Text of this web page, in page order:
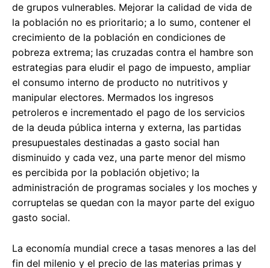
de grupos vulnerables. Mejorar la calidad de vida de
la población no es prioritario; a lo sumo, contener el
crecimiento de la población en condiciones de
pobreza extrema; las cruzadas contra el hambre son
estrategias para eludir el pago de impuesto, ampliar
el consumo interno de producto no nutritivos y
manipular electores. Mermados los ingresos
petroleros e incrementado el pago de los servicios
de la deuda pública interna y externa, las partidas
presupuestales destinadas a gasto social han
disminuido y cada vez, una parte menor del mismo
es percibida por la población objetivo; la
administración de programas sociales y los moches y
corruptelas se quedan con la mayor parte del exiguo
gasto social.
La economía mundial crece a tasas menores a las del
fin del milenio y el precio de las materias primas y